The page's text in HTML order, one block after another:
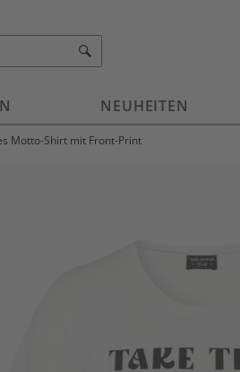
NEUHEITEN
Motto-Shirt mit Front-Print